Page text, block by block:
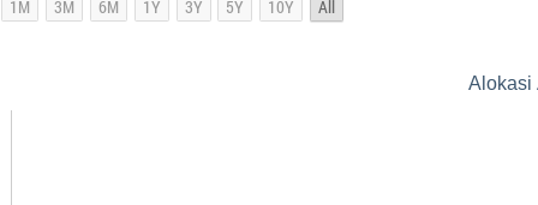
Alokasi